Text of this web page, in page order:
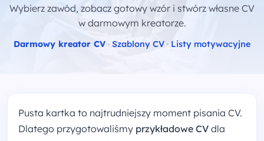
Wybierz zawód, zobacz gotowy wzór i stwórz własne CV
w darmowym kreatorze.
Darmowy kreator CV · Szablony CV · Listy motywacyjne
Pusta kartka to najtrudniejszy moment pisania CV.
Dlatego przygotowaliśmy przykładowe CV dla